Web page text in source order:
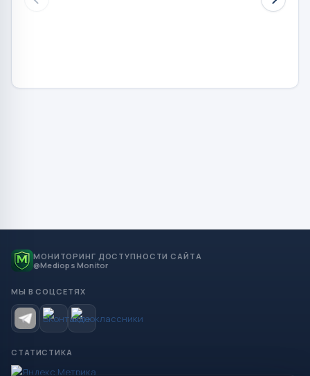
МОНИТОРИНГ ДОСТУПНОСТИ САЙТА
@Mediops Monitor
МЫ В СОЦСЕТЯХ
СТАТИСТИКА